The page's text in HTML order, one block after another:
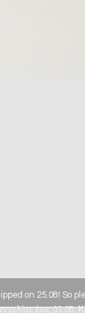
on 25.08! So
έως